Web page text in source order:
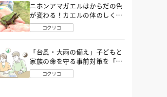
ニホンアマガエルはからだの色
が変わる！カエルの体のしくみ
から両生類の特ちょうまで図鑑
MOVEが解説！
コクリコ
「台風・大雨の備え」子どもと
家族の命を守る事前対策を「防
災アドバイザー」が解説
コクリコ